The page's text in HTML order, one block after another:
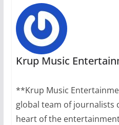
Krup Music
**Krup Music
global team of journalists
heart of the